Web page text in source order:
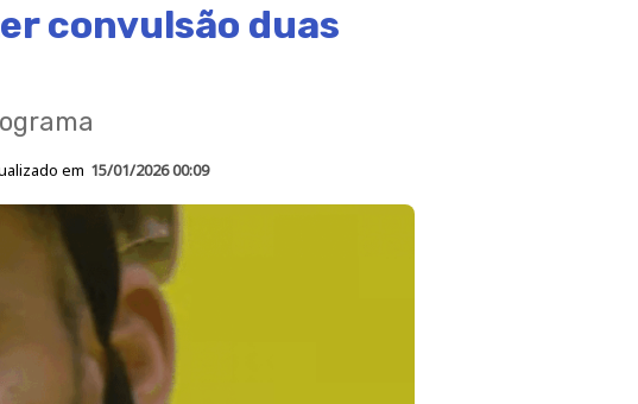
convulsão duas
em 15/01/2026 00:09